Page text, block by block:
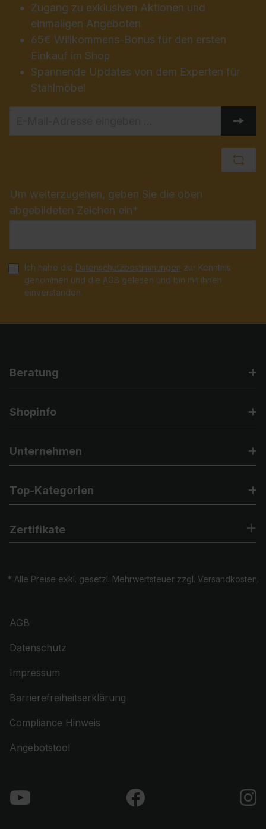
Zugang zu exklusiven Aktionen und
einmaligen Angeboten
65€ Willkommens-Bonus für den ersten
Einkauf im Shop
Spannende Updates von dem Experten für
Stahlmöbel
Um weiterzugehen, geben Sie die oben
abgebildeten Zeichen ein*
Ich habe die Datenschutzbestimmungen zur Kenntnis
genommen und die AGB gelesen und bin mit ihnen
einverstanden.
Beratung
Shopinfo
Unternehmen
Top-Kategorien
Zertifikate
* Alle Preise exkl. gesetzl. Mehrwertsteuer zzgl. Versandkosten.
AGB
Datenschutz
Impressum
Barrierefreiheitserklärung
Compliance Hinweis
Angebotstool